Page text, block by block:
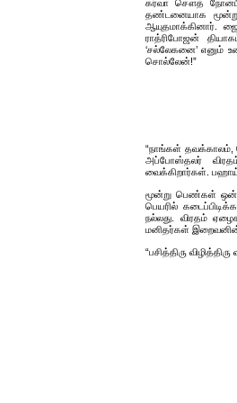
கர்வா சௌத்
தண்டனையாக மூன்று
ஆயுதமாக்கினார்.
ராத்ரிபோஜன்
‘சல்லேகனை’ எனும்
சொல்லேன்!”
“நாங்கள் தவக்காலம்,
அப்போஸ்தலர்
வைக்கிறார்கள். பஹாய்
மூன்று பெண்கள்
பெயரில்
நல்லது. விரதம்
மனிதர்கள்
“பசித்திரு